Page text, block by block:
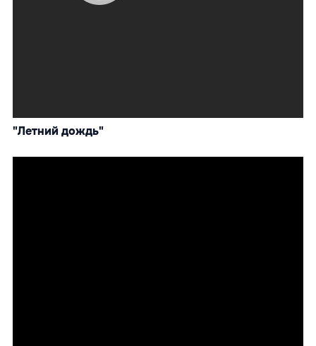
"Летний дождь"